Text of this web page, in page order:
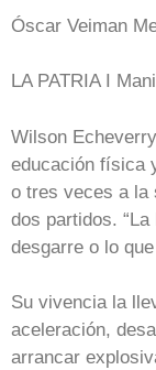
Óscar Veiman
LA PATRIA I
Wilson
educación física
o tres veces a la
dos partidos.
desgarre o lo
Su vivencia la
aceleración,
arrancar